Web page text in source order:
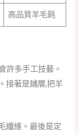
高品質羊毛氈
許多手工技藝。
接著是鋪層,把羊
纖維。最後是定